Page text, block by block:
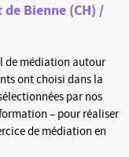
Bienne (CH) /
de médiation autour
ont choisi dans la
par nos
– pour réaliser
de médiation en